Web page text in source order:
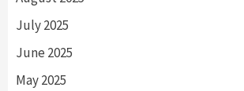
July 2025
June 2025
May 2025